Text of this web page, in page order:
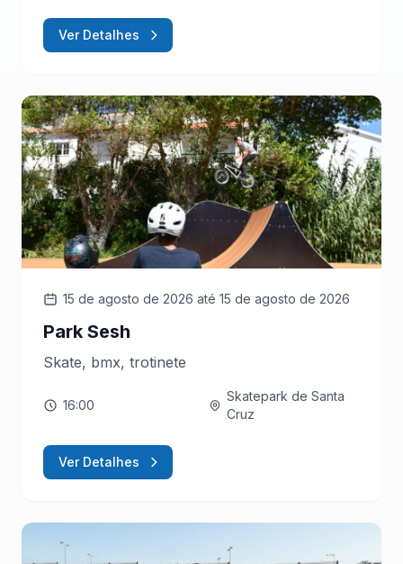
Ver Detalhes
15 de agosto de 2026 até 15 de agosto de 2026
Park Sesh
Skate, bmx, trotinete
16:00
Skatepark de Santa
Cruz
Ver Detalhes